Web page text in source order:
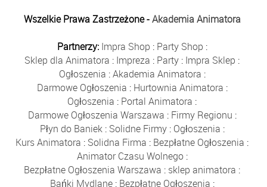
Wszelkie Prawa Zastrzeżone -Akademia Animatora
Partnerzy: Impra Shop : Party Shop :
Sklep dla Animatora : Impreza : Party : Impra Sklep :
Ogłoszenia :Akademia Animatora :
Darmowe Ogłoszenia : Hurtownia Animatora :
Ogłoszenia : Portal Animatora :
Darmowe Ogłoszenia Warszawa : Firmy Regionu :
Płyn do Baniek: Solidne Firmy: Ogłoszenia :
Kurs Animatora : Solidna Firma : Bezpłatne Ogłoszenia :
Animator Czasu Wolnego:
Bezpłatne Ogłoszenia Warszawa : sklep animatora :
Bańki Mydlane: Bezpłatne Ogłoszenia :